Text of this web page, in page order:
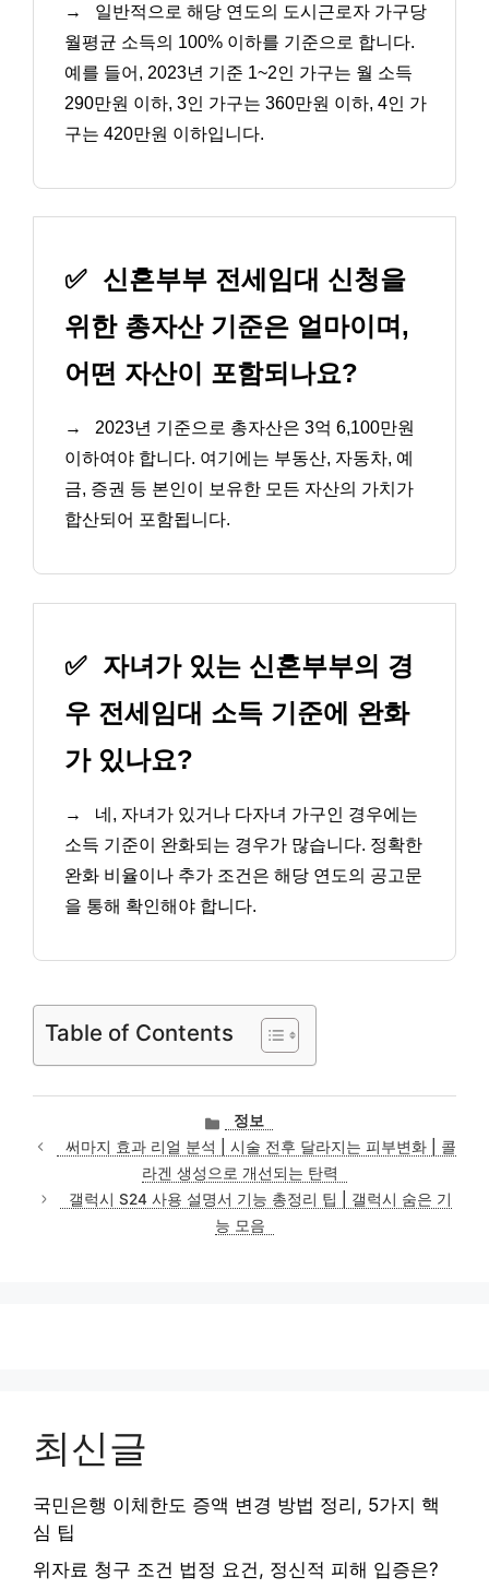
→
일반적으로 해당 연도의 도시근로자 가구당
월평균 소득의 100% 이하를 기준으로 합니다.
예를 들어, 2023년 기준 1~2인 가구는 월 소득
290만원 이하, 3인 가구는 360만원 이하, 4인 가
구는 420만원 이하입니다.
✅ 신혼부부 전세임대 신청을
위한 총자산 기준은 얼마이며,
어떤 자산이 포함되나요?
→
2023년 기준으로 총자산은 3억 6,100만원
이하여야 합니다. 여기에는 부동산, 자동차, 예
금, 증권 등 본인이 보유한 모든 자산의 가치가
합산되어 포함됩니다.
✅ 자녀가 있는 신혼부부의 경
우 전세임대 소득 기준에 완화
가 있나요?
→
네, 자녀가 있거나 다자녀 가구인 경우에는
소득 기준이 완화되는 경우가 많습니다. 정확한
완화 비율이나 추가 조건은 해당 연도의 공고문
을 통해 확인해야 합니다.
Table of Contents
카
테
고
리
정보
써마지 효과 리얼 분석 | 시술 전후 달라지는 피부변화 | 콜
라겐 생성으로 개선되는 탄력
갤럭시 S24 사용 설명서 기능 총정리 팁 | 갤럭시 숨은 기
능 모음
최신글
국민은행 이체한도 증액 변경 방법 정리, 5가지 핵
심 팁
위자료 청구 조건 법정 요건, 정신적 피해 입증은?